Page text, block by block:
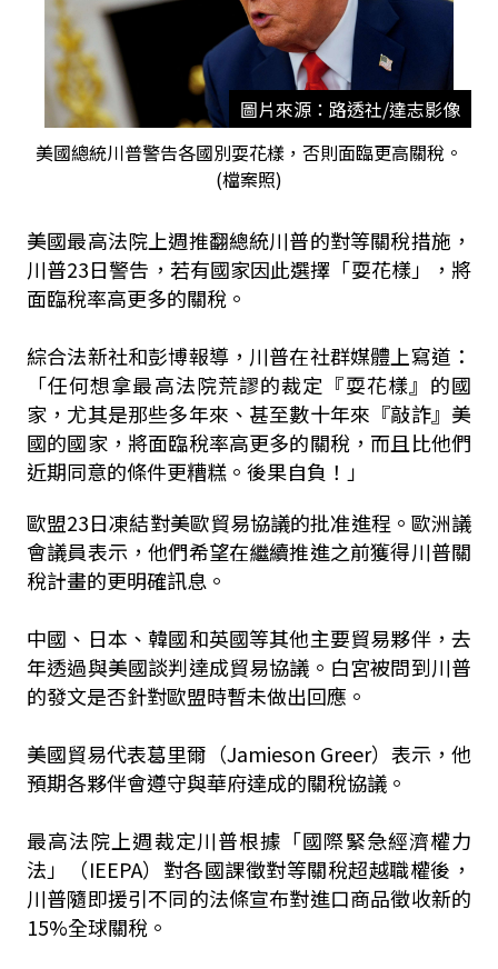
圖片來源：路透社/達志影像
美國總統川普警告各國別耍花樣，否則面臨更高關稅。
(檔案照)
美國最高法院上週推翻總統川普的對等關稅措施，
川普23日警告，若有國家因此選擇「耍花樣」，將
面臨稅率高更多的關稅。
綜合法新社和彭博報導，川普在社群媒體上寫道：
「任何想拿最高法院荒謬的裁定『耍花樣』的國
家，尤其是那些多年來、甚至數十年來『敲詐』美
國的國家，將面臨稅率高更多的關稅，而且比他們
近期同意的條件更糟糕。後果自負！」
歐盟23日凍結對美歐貿易協議的批准進程。歐洲議
會議員表示，他們希望在繼續推進之前獲得川普關
稅計畫的更明確訊息。
中國、日本、韓國和英國等其他主要貿易夥伴，去
年透過與美國談判達成貿易協議。白宮被問到川普
的發文是否針對歐盟時暫未做出回應。
美國貿易代表葛里爾（Jamieson Greer）表示，他
預期各夥伴會遵守與華府達成的關稅協議。
最高法院上週裁定川普根據「國際緊急經濟權力
法」（IEEPA）對各國課徵對等關稅超越職權後，
川普隨即援引不同的法條宣布對進口商品徵收新的
15%全球關稅。